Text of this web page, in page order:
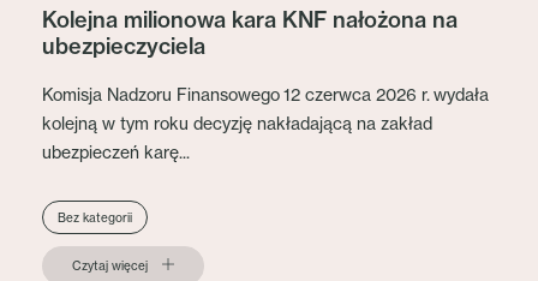
Kolejna milionowa kara KNF nałożona na
ubezpieczyciela
Komisja Nadzoru Finansowego 12 czerwca 2026 r. wydała
kolejną w tym roku decyzję nakładającą na zakład
ubezpieczeń karę...
Bez kategorii
Czytaj więcej